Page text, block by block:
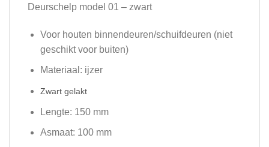
Deurschelp model 01 – zwart
Voor houten binnendeuren/schuifdeuren (niet
geschikt voor buiten)
Materiaal: ijzer
Zwart gelakt
Lengte: 150 mm
Asmaat: 100 mm